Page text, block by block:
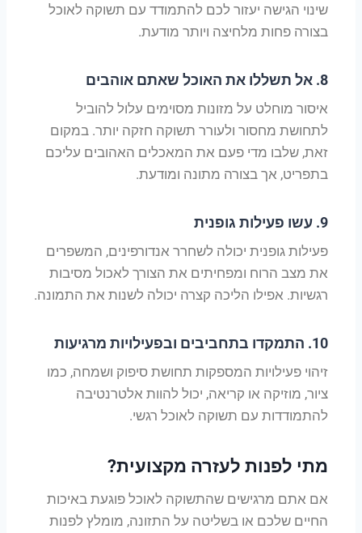
שינוי הגישה יעזור לכם להתמודד עם תשוקה לאוכל
בצורה פחות מלחיצה ויותר מודעת.
8. אל תשללו את האוכל שאתם אוהבים
איסור מוחלט על מזונות מסוימים עלול להוביל
לתחושת מחסור ולעורר תשוקה חזקה יותר. במקום
זאת, שלבו מדי פעם את המאכלים האהובים עליכם
בתפריט, אך בצורה מתונה ומודעת.
9. עשו פעילות גופנית
פעילות גופנית יכולה לשחרר אנדורפינים, המשפרים
את מצב הרוח ומפחיתים את הצורך לאכול מסיבות
רגשיות. אפילו הליכה קצרה יכולה לשנות את התמונה.
10. התמקדו בתחביבים ובפעילויות מרגיעות
זיהוי פעילויות המספקות תחושת סיפוק ושמחה, כמו
ציור, מוזיקה או קריאה, יכול להוות אלטרנטיבה
להתמודדות עם תשוקה לאוכל רגשי.
מתי לפנות לעזרה מקצועית?
אם אתם מרגישים שהתשוקה לאוכל פוגעת באיכות
החיים שלכם או בשליטה על התזונה, מומלץ לפנות